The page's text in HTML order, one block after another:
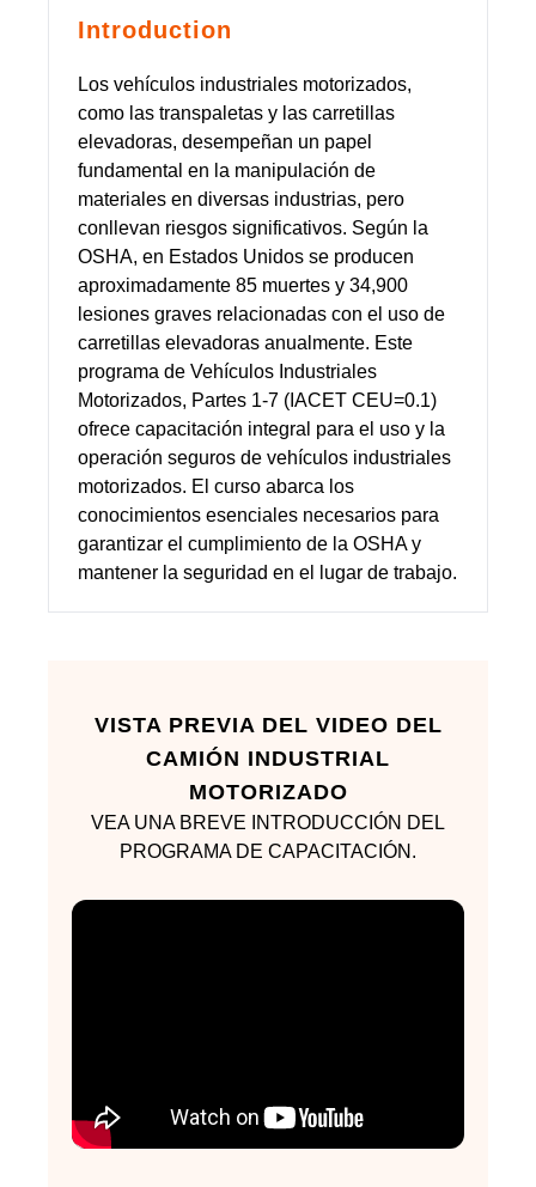
Introduction
Los vehículos industriales motorizados,
como las transpaletas y las carretillas
elevadoras, desempeñan un papel
fundamental en la manipulación de
materiales en diversas industrias, pero
conllevan riesgos significativos. Según la
OSHA, en Estados Unidos se producen
aproximadamente 85 muertes y 34,900
lesiones graves relacionadas con el uso de
carretillas elevadoras anualmente. Este
programa de Vehículos Industriales
Motorizados, Partes 1-7 (IACET CEU=0.1)
ofrece capacitación integral para el uso y la
operación seguros de vehículos industriales
motorizados. El curso abarca los
conocimientos esenciales necesarios para
garantizar el cumplimiento de la OSHA y
mantener la seguridad en el lugar de trabajo.
VISTA PREVIA DEL VIDEO DEL
CAMIÓN INDUSTRIAL
MOTORIZADO
VEA UNA BREVE INTRODUCCIÓN DEL
PROGRAMA DE CAPACITACIÓN.